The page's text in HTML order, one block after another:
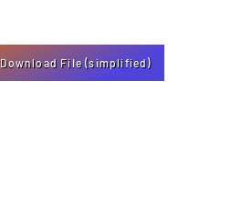
Download File (simplified)